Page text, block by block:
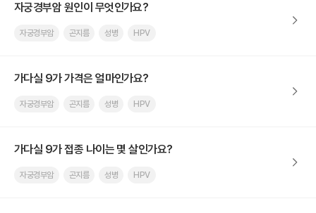
자궁경부암 원인이 무엇인가요?
자궁경부암 곤지름 성병 HPV
가다실 9가 가격은 얼마인가요?
자궁경부암 곤지름 성병 HPV
가다실 9가 접종 나이는 몇 살인가요?
자궁경부암 곤지름 성병 HPV